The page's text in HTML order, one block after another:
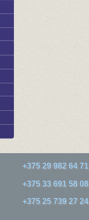
+375 29 982 64 71
+375 33 691 58 08
+375 25 739 27 24